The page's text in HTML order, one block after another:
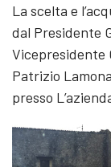
La scelta e
dal Presidente
Vicepresidente
Patrizio
presso